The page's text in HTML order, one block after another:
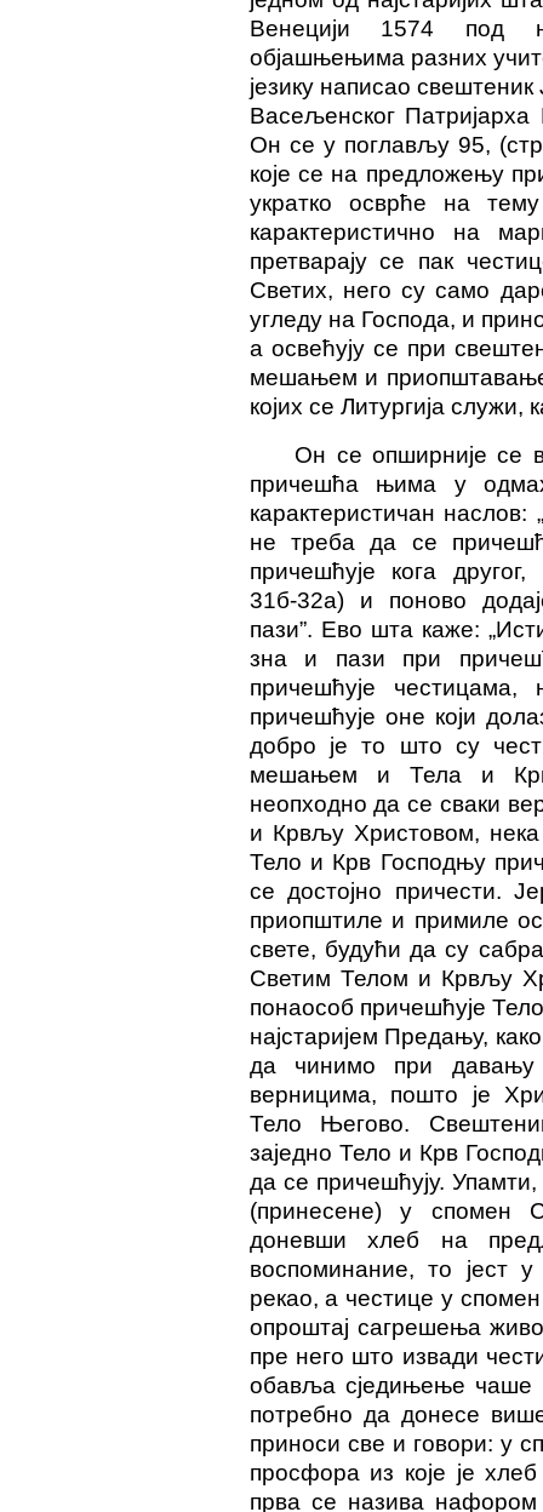
Венецији 1574 под
објашњењима разних
језику написао
Васељенског
Он се у поглављу 95,
које се на предложењу
укратко осврће на
карактеристично на
претварају се пак
Светих, него су само
угледу на Господа, и
а освећују се при
мешањем и
којих се Литургија служи,
Он се опширније се
причешћа њима у
карактеристичан
не треба да се
причешћује кога
31б-32а) и поново
пази”. Ево шта каже:
зна и пази при
причешћује
причешћује оне који
добро је то што су
мешањем и Тела и
неопходно да се сваки
и Крвљу Христовом,
Тело и Крв Господњу
се достојно причести.
приопштиле и примиле
свете, будући да су
Светим Телом и Крвљу
понаособ причешћује
најстаријем Предању,
да чинимо при
верницима, пошто је
Тело Његово.
заједно Тело и Крв
да се причешћују. Упамти,
(принесене) у спомен
доневши хлеб на
воспоминание, то јест
рекао, а честице у
опроштај сагрешења
пре него што извади
обавља сједињење чаше
потребно да донесе
приноси све и говори: у
просфора из које је
прва се назива нафором